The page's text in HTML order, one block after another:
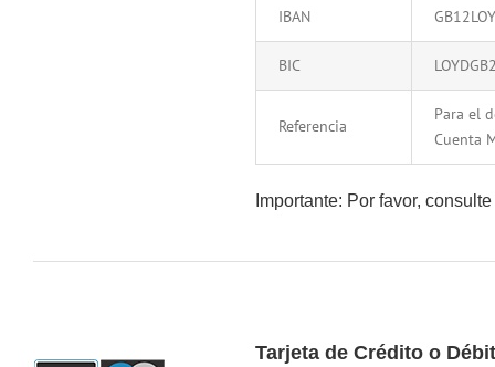
IBAN
BIC
Referencia
Para el
Cuenta
Importante: Por favor,
Tarjeta de Crédito o